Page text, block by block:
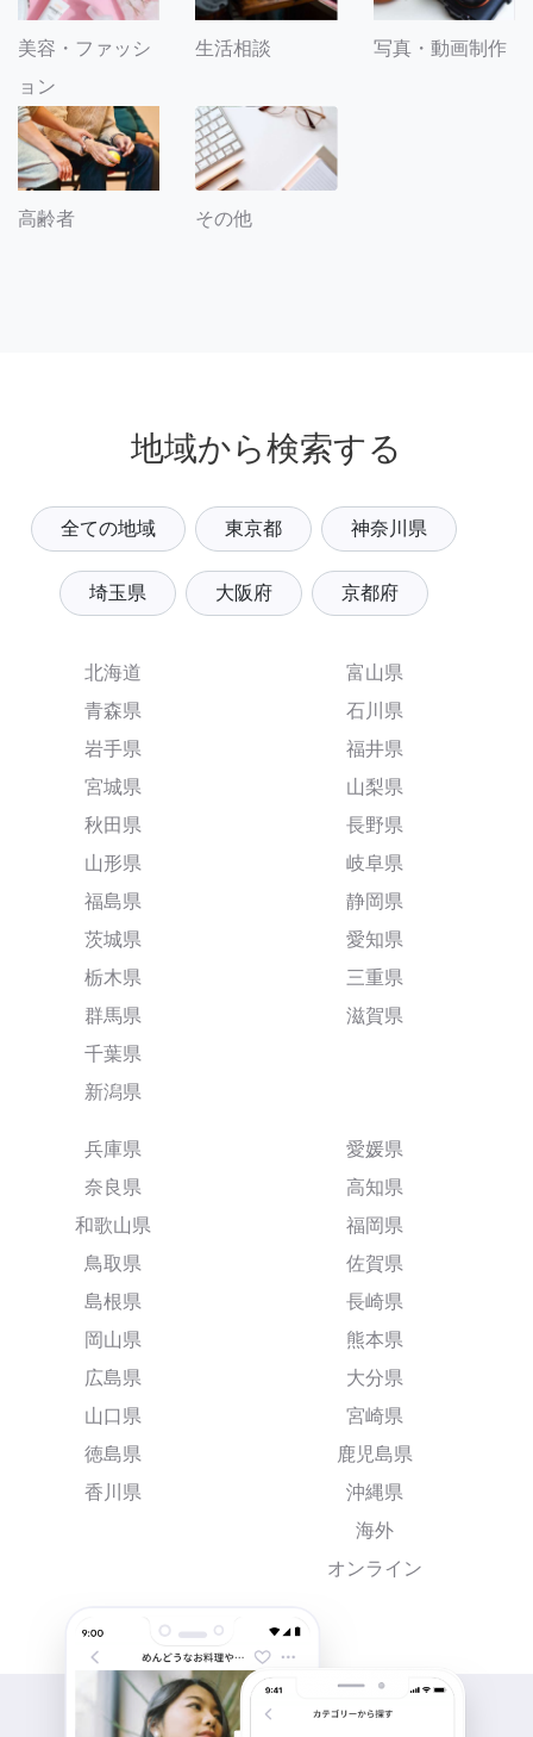
美容・ファッシ
ョン
生活相談 写真・動画制作
高齢者 その他
地域から検索する
全ての地域 東京都 神奈川県
埼玉県 大阪府 京都府
北海道
青森県
岩手県
宮城県
秋田県
山形県
福島県
茨城県
栃木県
群馬県
千葉県
新潟県
富山県
石川県
福井県
山梨県
長野県
岐阜県
静岡県
愛知県
三重県
滋賀県
兵庫県
奈良県
和歌山県
鳥取県
島根県
岡山県
広島県
山口県
徳島県
香川県
愛媛県
高知県
福岡県
佐賀県
長崎県
熊本県
大分県
宮崎県
鹿児島県
沖縄県
海外
オンライン